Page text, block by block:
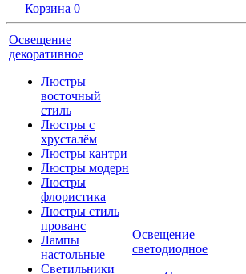
Корзина 0
Освещение
декоративное
Люстры
восточный
стиль
Люстры с
хрусталём
Люстры кантри
Люстры модерн
Люстры
флористика
Люстры стиль
прованс
Лампы
настольные
Светильники
Освещение
светодиодное